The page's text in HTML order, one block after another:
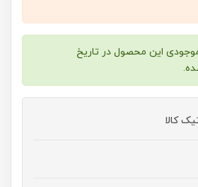
این محصول در تاریخ
کالا